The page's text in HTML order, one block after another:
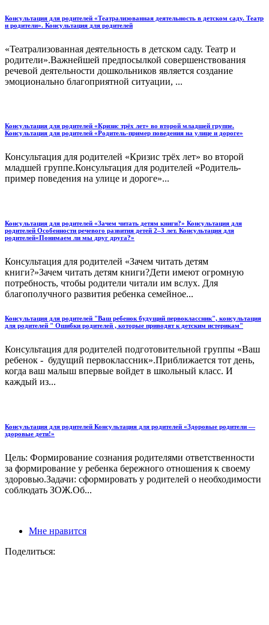
Консультация для родителей «Театрализованная деятельность в детском саду. Театр
и родители». Консультация для родителей
«Театрализованная деятельность в детском саду. Театр и
родители».Важнейшей предпосылкой совершенствования
речевой деятельности дошкольников является создание
эмоционально благоприятной ситуации, ...
Консультация для родителей «Кризис трёх лет» во второй младшей группе.
Консультация для родителей «Родитель-пример поведения на улице и дороге»
Консультация для родителей «Кризис трёх лет» во второй
младшей группе.Консультация для родителей «Родитель-
пример поведения на улице и дороге»...
Консультация для родителей «Зачем читать детям книги?» Консультация для
родителей Особенности речевого развития детей 2–3 лет. Консультация для
родителей«Понимаем ли мы друг друга?»
Консультация для родителей «Зачем читать детям
книги?»Зачем читать детям книги?Дети имеют огромную
потребность, чтобы родители читали им вслух. Для
благополучного развития ребенка семейное...
Консультация для родителей "Ваш ребенок будущий первоклассник", консультация
для родителей " Ошибки родителей , которые приводят к детским истерикам"
Консультация для родителей подготовительной группы «Ваш
ребенок - будущий первоклассник».Приближается тот день,
когда ваш малыш впервые войдет в школьный класс. И
каждый из...
Консультация для родителей Консультация для родителей «Здоровые родители —
здоровые дети!»
Цель: Формирование сознания родителями ответственности
за формирование у ребенка бережного отношения к своему
здоровью.Задачи: сформировать у родителей о необходимости
соблюдать ЗОЖ.Об...
Мне нравится
Поделиться: